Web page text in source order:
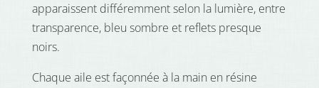
apparaissent différemment selon la lumière, entre
transparence, bleu sombre et reflets presque
noirs.
Chaque aile est façonnée à la main en résine